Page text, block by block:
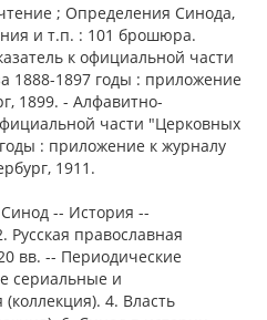
; Определения Синода,
и т.п. : 101 брошюра.
к официальной части
1888-1897 годы : приложение
1899. - Алфавитно-
части "Церковных
: приложение к журналу
1911.
-- История --
православная
вв. -- Периодические
сериальные и
4. Власть